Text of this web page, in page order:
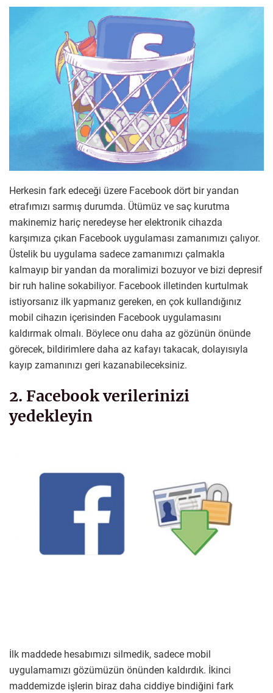
Herkesin fark edeceği üzere Facebook dört bir yandan
etrafımızı sarmış durumda. Ütümüz ve saç kurutma
makinemiz hariç neredeyse her elektronik cihazda
karşımıza çıkan Facebook uygulaması zamanımızı çalıyor.
Üstelik bu uygulama sadece zamanımızı çalmakla
kalmayıp bir yandan da moralimizi bozuyor ve bizi depresif
bir ruh haline sokabiliyor. Facebook illetinden kurtulmak
istiyorsanız ilk yapmanız gereken, en çok kullandığınız
mobil cihazın içerisinden Facebook uygulamasını
kaldırmak olmalı. Böylece onu daha az gözünün önünde
görecek, bildirimlere daha az kafayı takacak, dolayısıyla
kayıp zamanınızı geri kazanabileceksiniz.
2. Facebook verilerinizi
yedekleyin
İlk maddede hesabımızı silmedik, sadece mobil
uygulamamızı gözümüzün önünden kaldırdık. İkinci
maddemizde işlerin biraz daha ciddiye bindiğini fark